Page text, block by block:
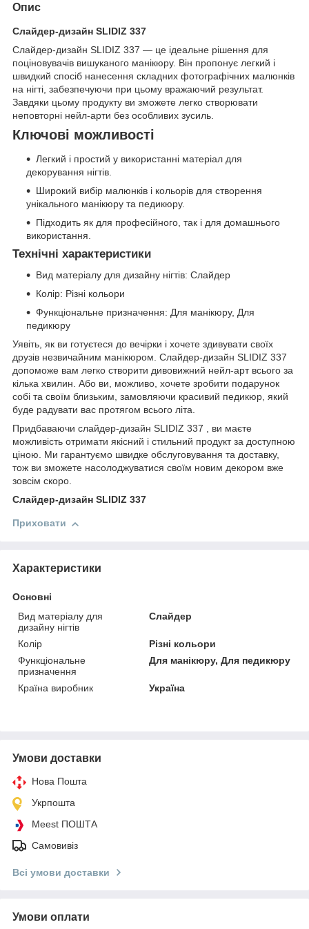
Опис
Слайдер-дизайн SLIDIZ 337
Слайдер-дизайн SLIDIZ 337 — це ідеальне рішення для
поціновувачів вишуканого манікюру. Він пропонує легкий і
швидкий спосіб нанесення складних фотографічних малюнків
на нігті, забезпечуючи при цьому вражаючий результат.
Завдяки цьому продукту ви зможете легко створювати
неповторні нейл-арти без особливих зусиль.
Ключові можливості
Легкий і простий у використанні матеріал для
декорування нігтів.
Широкий вибір малюнків і кольорів для створення
унікального манікюру та педикюру.
Підходить як для професійного, так і для домашнього
використання.
Технічні характеристики
Вид матеріалу для дизайну нігтів: Слайдер
Колір: Різні кольори
Функціональне призначення: Для манікюру, Для
педикюру
Уявіть, як ви готуєтеся до вечірки і хочете здивувати своїх
друзів незвичайним манікюром. Слайдер-дизайн SLIDIZ 337
допоможе вам легко створити дивовижний нейл-арт всього за
кілька хвилин. Або ви, можливо, хочете зробити подарунок
собі та своїм близьким, замовляючи красивий педикюр, який
буде радувати вас протягом всього літа.
Придбаваючи слайдер-дизайн SLIDIZ 337 , ви маєте
можливість отримати якісний і стильний продукт за доступною
ціною. Ми гарантуємо швидке обслуговування та доставку,
тож ви зможете насолоджуватися своїм новим декором вже
зовсім скоро.
Слайдер-дизайн SLIDIZ 337
Приховати
Характеристики
Основні
Вид матеріалу для
дизайну нігтів
Слайдер
Колір
Різні кольори
Функціональне
призначення
Для манікюру, Для педикюру
Країна виробник Україна
Умови доставки
Нова Пошта
Укрпошта
Meest ПОШТА
Самовивіз
Всі умови доставки
Умови оплати